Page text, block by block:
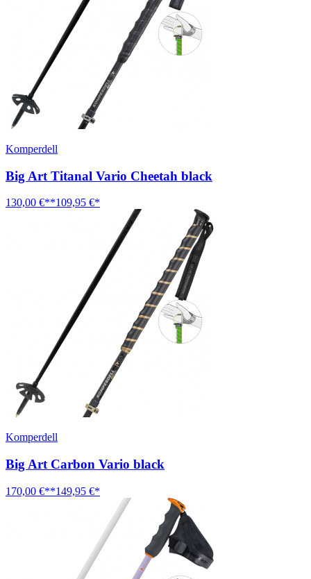
Komperdell
Big Art Titanal Vario Cheetah black
130,00 €**109,95 €*
Komperdell
Big Art Carbon Vario black
170,00 €**149,95 €*